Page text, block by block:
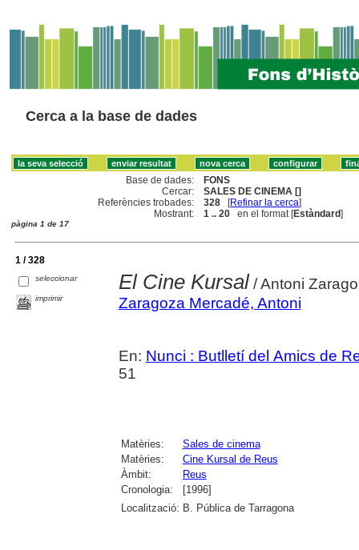
Cerca a la base de dades
Base de dades:
FONS
Cercar:
SALES DE CINEMA []
Referències trobades:
328 [Refinar la cerca]
Mostrant:
1 .. 20 en el format [Estàndard]
pàgina 1 de 17
1 / 328
seleccionar
imprimir
El Cine Kursal/ Antoni
Zaragoza Mercadé, Antoni
En: Nunci : Butlletí del Amics de
51
Matèries:
Sales de cinema
Matèries:
Cine Kursal de Reus
Àmbit:
Reus
Cronologia:
[1996]
Localització: B. Pública de Tarragona